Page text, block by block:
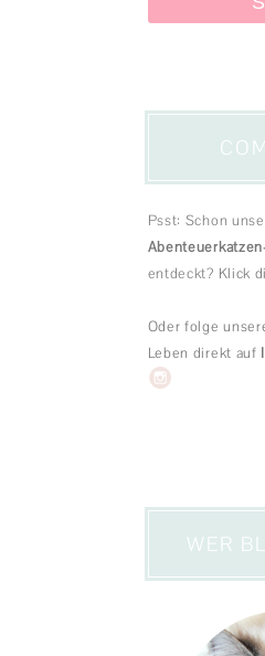
Psst: Schon
entdeckt? Klick
Oder folge
Leben direkt auf
WER